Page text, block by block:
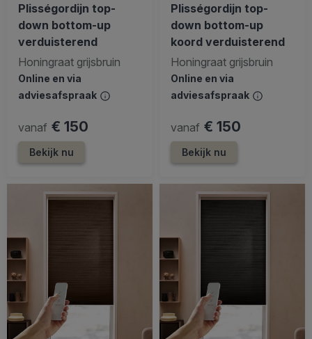
Plisségordijn top-
down bottom-up
verduisterend
Honingraat grijsbruin
Online en via
adviesafspraak
vanaf € 150
Bekijk nu
Plisségordijn top-
down bottom-up
koord verduisterend
Honingraat grijsbruin
Online en via
adviesafspraak
vanaf € 150
Bekijk nu